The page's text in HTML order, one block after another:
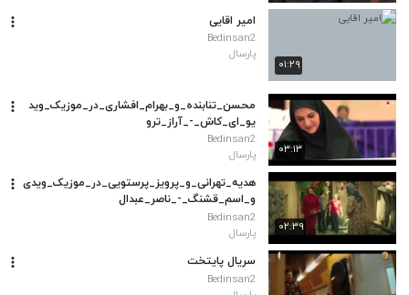
۰۱:۲۹
امیر اقایی
Bedinsan2
پارسال
۰۳:۱۳
محسن_تنابنده_و_بهرام_افشاری_در_موزیک_وید
یو_ای_کاش_-_آراز_ترو
Bedinsan2
پارسال
۰۲:۳۹
هدیه_تهرانی_و_پرویز_پرستویی_در_موزیک_ویدی
و_اسم_قشنگ_-_ناصر_عبدال
Bedinsan2
پارسال
سریال پایتخت
Bedinsan2